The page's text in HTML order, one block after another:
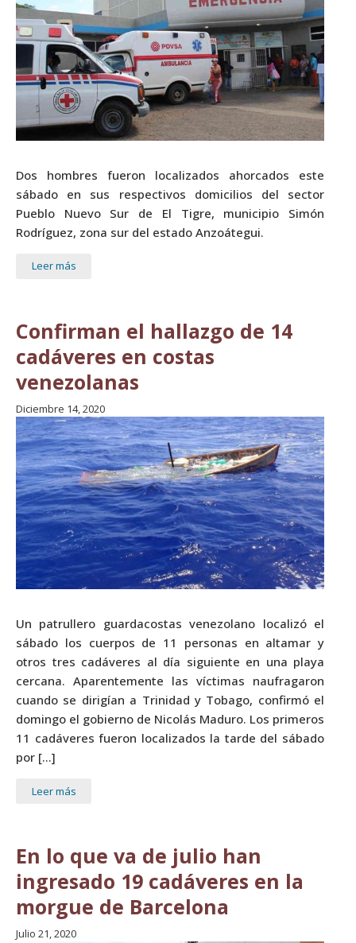
Dos hombres fueron localizados ahorcados este
sábado en sus respectivos domicilios del sector
Pueblo Nuevo Sur de El Tigre, municipio Simón
Rodríguez, zona sur del estado Anzoátegui.
Leer más
Confirman el hallazgo de 14
cadáveres en costas
venezolanas
Diciembre 14, 2020
Un patrullero guardacostas venezolano localizó el
sábado los cuerpos de 11 personas en altamar y
otros tres cadáveres al día siguiente en una playa
cercana. Aparentemente las víctimas naufragaron
cuando se dirigían a Trinidad y Tobago, confirmó el
domingo el gobierno de Nicolás Maduro. Los primeros
11 cadáveres fueron localizados la tarde del sábado
por […]
Leer más
En lo que va de julio han
ingresado 19 cadáveres en la
morgue de Barcelona
Julio 21, 2020